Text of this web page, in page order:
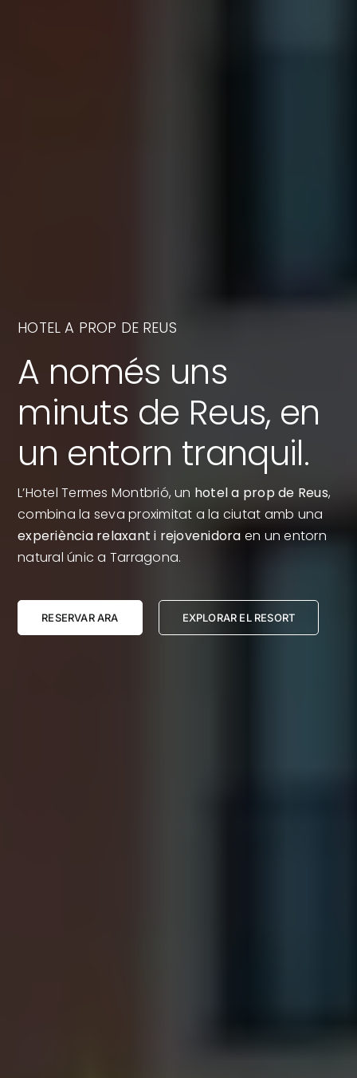
HOTEL A PROP DE REUS
A només uns
minuts de Reus, en
un entorn tranquil.
L’Hotel Termes Montbrió, un hotel a prop de Reus,
combina la seva proximitat a la ciutat amb una
experiència relaxant i rejovenidora en un entorn
natural únic a Tarragona.
RESERVAR ARA EXPLORAR EL RESORT